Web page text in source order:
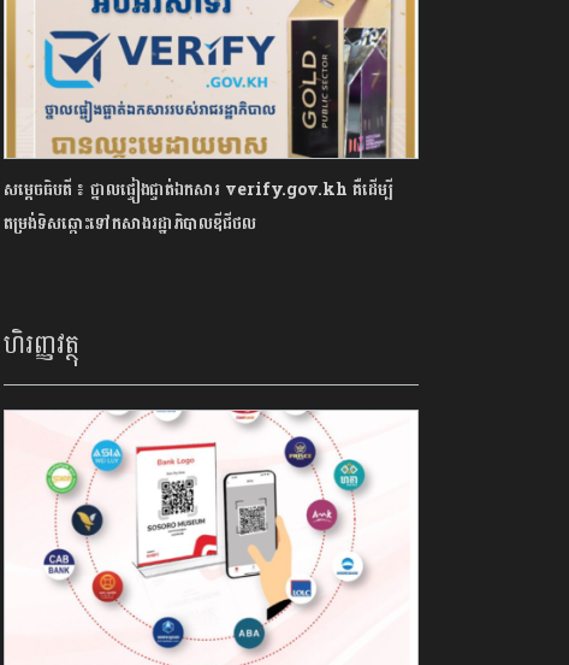
សម្តេចធិបតី ៖ ថ្នាលផ្ទៀងផ្ទាត់ឯកសារ verify.gov.kh គឺដើម្បី
តម្រង់ទិសឆ្ពោះទៅកសាងរដ្ឋាភិបាលឌីជីថល
ហិរញ្ញវត្ថុ